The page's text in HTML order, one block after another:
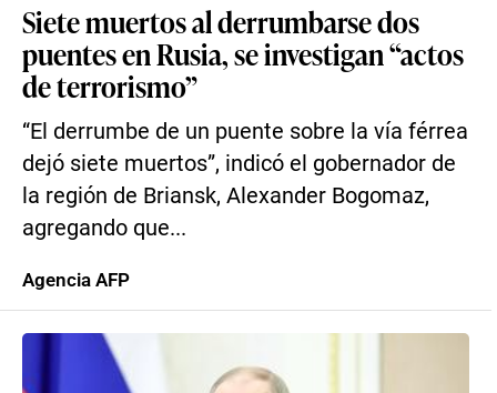
Siete muertos al derrumbarse dos
puentes en Rusia, se investigan “actos
de terrorismo”
“El derrumbe de un puente sobre la vía férrea
dejó siete muertos”, indicó el gobernador de
la región de Briansk, Alexander Bogomaz,
agregando que...
Agencia AFP